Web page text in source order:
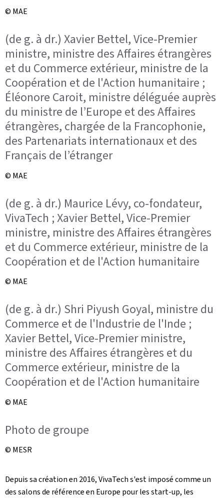
© MAE
(de g. à dr.) Xavier Bettel, Vice-Premier
ministre, ministre des Affaires étrangères
et du Commerce extérieur, ministre de la
Coopération et de l'Action humanitaire ;
Éléonore Caroit, ministre déléguée auprès
du ministre de l’Europe et des Affaires
étrangères, chargée de la Francophonie,
des Partenariats internationaux et des
Français de l’étranger
© MAE
(de g. à dr.) Maurice Lévy, co-fondateur,
VivaTech ; Xavier Bettel, Vice-Premier
ministre, ministre des Affaires étrangères
et du Commerce extérieur, ministre de la
Coopération et de l'Action humanitaire
© MAE
(de g. à dr.) Shri Piyush Goyal, ministre du
Commerce et de l'Industrie de l'Inde ;
Xavier Bettel, Vice-Premier ministre,
ministre des Affaires étrangères et du
Commerce extérieur, ministre de la
Coopération et de l'Action humanitaire
© MAE
Photo de groupe
© MESR
Depuis sa création en 2016, VivaTech s'est imposé comme un
des salons de référence en Europe pour les start-up, les